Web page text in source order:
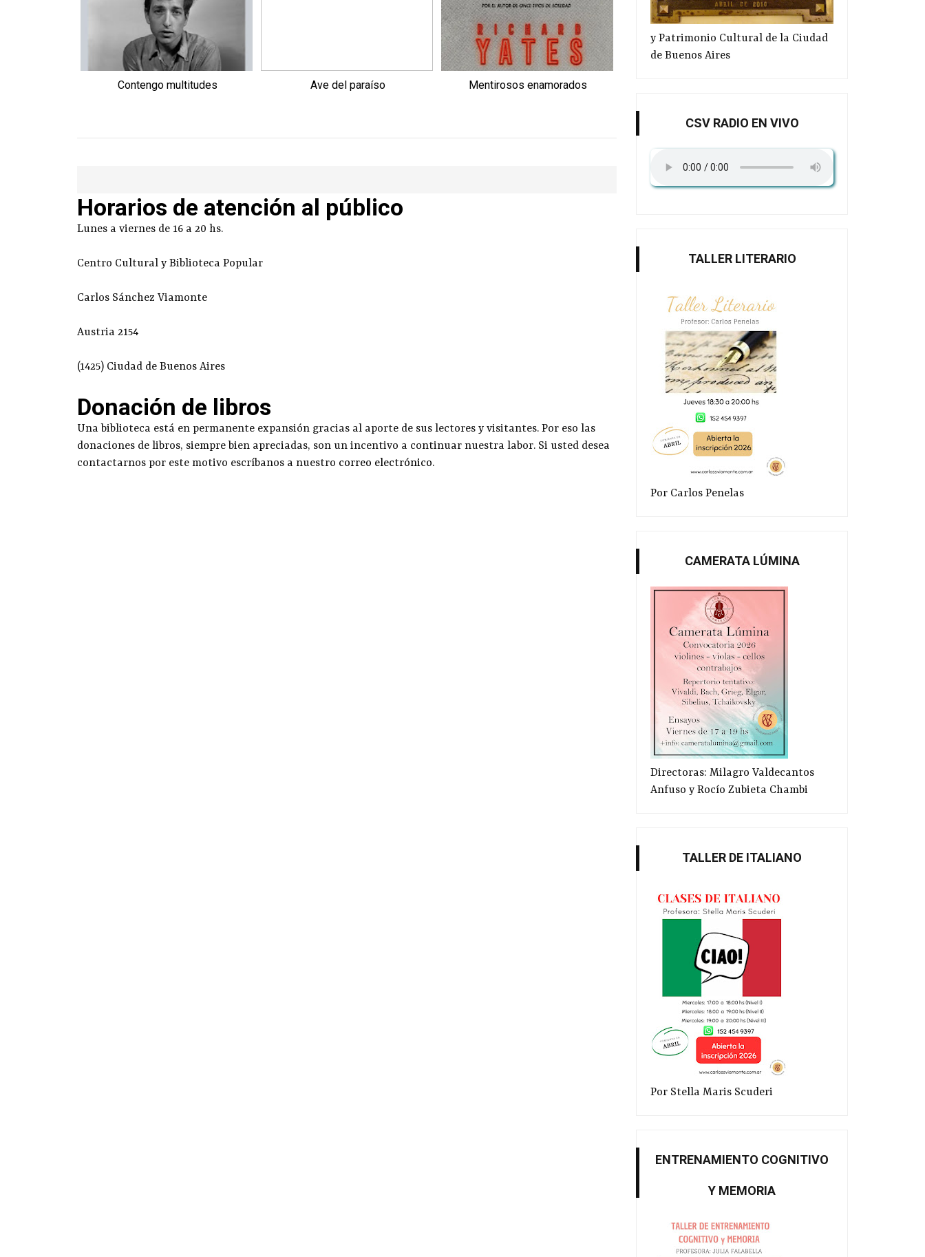
Contengo multitudes Ave del paraíso Mentirosos enamorados
Horarios de atención al público
Lunes a viernes de 16 a 20 hs.
Centro Cultural y Biblioteca Popular
Carlos Sánchez Viamonte
Austria 2154
(1425) Ciudad de Buenos Aires
Donación de libros
Una biblioteca está en permanente expansión gracias al aporte de sus lectores y visitantes. Por eso las
donaciones de libros, siempre bien apreciadas, son un incentivo a continuar nuestra labor. Si usted desea
contactarnos por este motivo escríbanos a nuestro correo electrónico.
y Patrimonio Cultural de la Ciudad
de Buenos Aires
CSV RADIO EN VIVO
TALLER LITERARIO
Por Carlos Penelas
CAMERATA LÚMINA
Directoras: Milagro Valdecantos
Anfuso y Rocío Zubieta Chambi
TALLER DE ITALIANO
Por Stella Maris Scuderi
ENTRENAMIENTO COGNITIVO
Y MEMORIA